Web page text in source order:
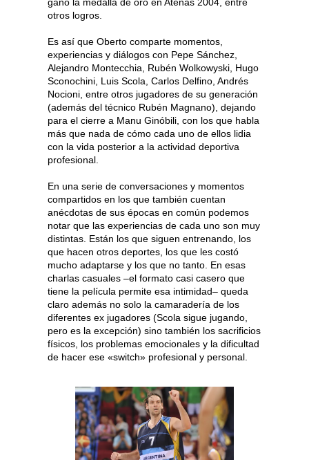
otros logros.
Es así que Oberto comparte momentos,
experiencias y diálogos con Pepe Sánchez,
Alejandro Montecchia, Rubén Wolkowyski, Hugo
Sconochini, Luis Scola, Carlos Delfino, Andrés
Nocioni, entre otros jugadores de su generación
(además del técnico Rubén Magnano), dejando
para el cierre a Manu Ginóbili, con los que habla
más que nada de cómo cada uno de ellos lidia
con la vida posterior a la actividad deportiva
profesional.
En una serie de conversaciones y momentos
compartidos en los que también cuentan
anécdotas de sus épocas en común podemos
notar que las experiencias de cada uno son muy
distintas. Están los que siguen entrenando, los
que hacen otros deportes, los que les costó
mucho adaptarse y los que no tanto. En esas
charlas casuales –el formato casi casero que
tiene la película permite esa intimidad– queda
claro además no solo la camaradería de los
diferentes ex jugadores (Scola sigue jugando,
pero es la excepción) sino también los sacrificios
físicos, los problemas emocionales y la dificultad
de hacer ese «switch» profesional y personal.